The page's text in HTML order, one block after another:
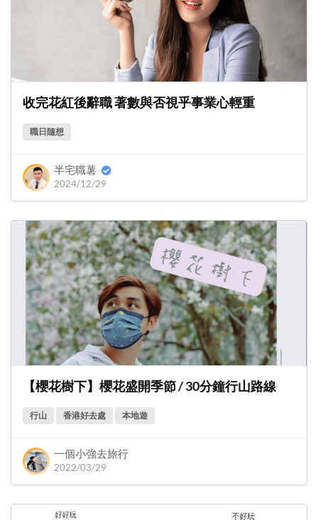
收完花紅後辭職 著數與否視乎事業心輕重
職日隨想
半宅職薯
2024/12/29
【櫻花樹下】櫻花盛開季節 / 30分鐘行山路線
行山 香港好去處 本地遊
一個小強去旅行
2022/03/29